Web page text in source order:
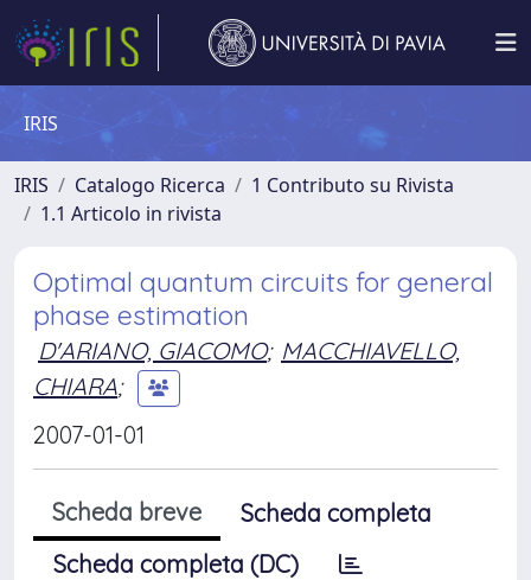
IRIS
IRIS Catalogo Ricerca
1 Contributo su Rivista
1.1 Articolo in rivista
Optimal quantum circuits for general
phase estimation
D'ARIANO, GIACOMO; MACCHIAVELLO,
CHIARA;
2007-01-01
Scheda breve
Scheda completa
Scheda completa (DC)